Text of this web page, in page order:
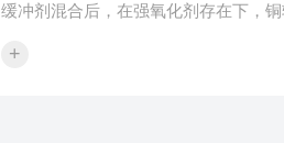
缓冲剂混合后，在强氧化剂存在下，
下，高价态离子与指示剂反应生成一种
+